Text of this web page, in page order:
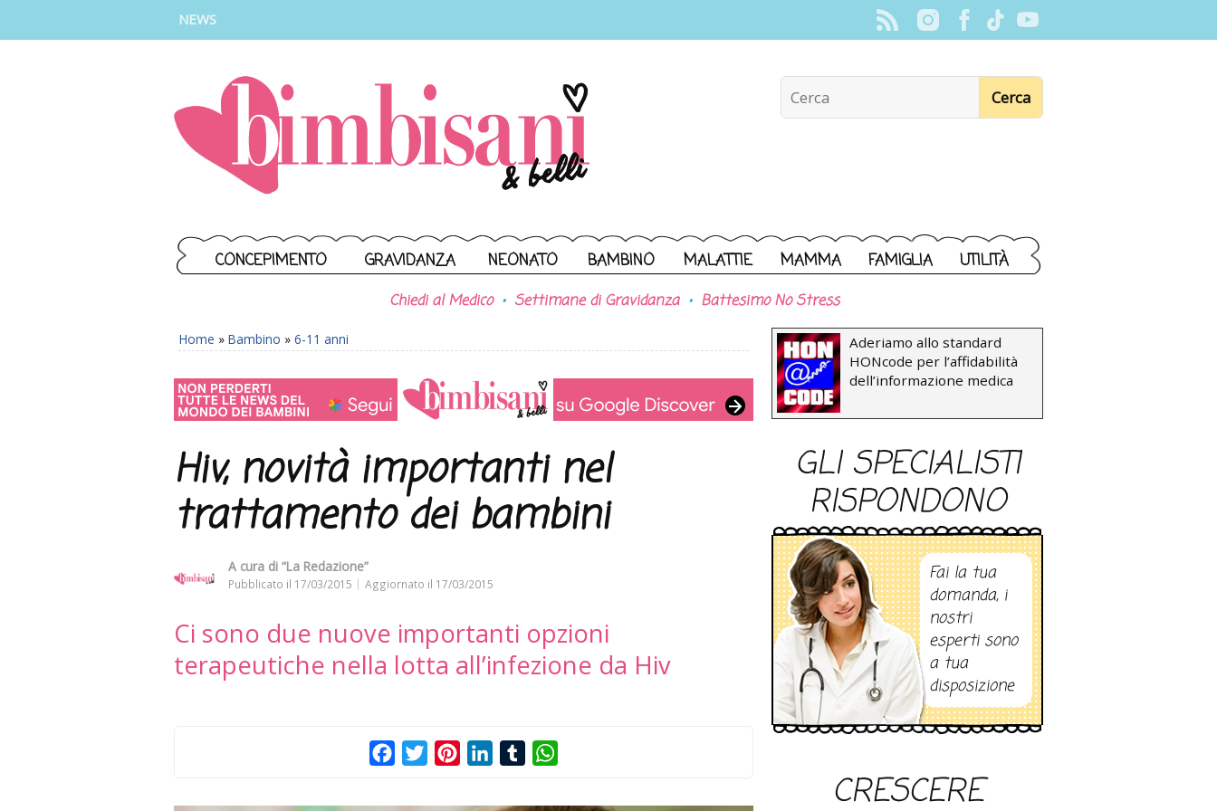
NEWS
CONCEPIMENTO GRAVIDANZA NEONATO BAMBINO MALATTIE MAMMA FAMIGLIA UTILITÀ
Chiedi al Medico Settimane di Gravidanza Battesimo No Stress
Home » Bambino » 6-11 anni
Hiv, novità importanti nel
trattamento dei bambini
A cura di “La Redazione”
Pubblicato il 17/03/2015 Aggiornato il 17/03/2015
Ci sono due nuove importanti opzioni
terapeutiche nella lotta all’infezione da Hiv
FacebookTwitterPinterestLinkedInTumblr
Aderiamo allo standard
HONcode per l’affidabilità
dell’informazione medica
GLI SPECIALISTI
RISPONDONO
Fai la tua
domanda, i
nostri
esperti sono
a tua
disposizione
CRESCERE